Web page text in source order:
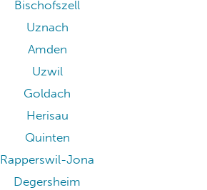
Bischofszell
Uznach
Amden
Uzwil
Goldach
Herisau
Quinten
Rapperswil-Jona
Degersheim